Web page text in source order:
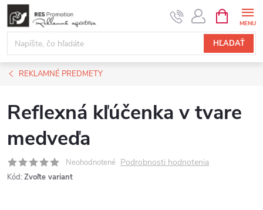
Prejsť
obsah
HĽADAŤ
KOŠÍK
REKLAMNÉ PREDMETY
Reflexná kľúčenka v tvare
medveďa
Neohodnotené Podrobnosti hodnotenia
Kód: Zvoľte variant